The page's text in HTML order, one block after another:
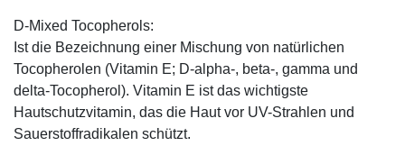
D-Mixed Tocopherols:
Ist die Bezeichnung einer Mischung von natürlichen
Tocopherolen (Vitamin E; D-alpha-, beta-, gamma und
delta-Tocopherol). Vitamin E ist das wichtigste
Hautschutzvitamin, das die Haut vor UV-Strahlen und
Sauerstoffradikalen schützt.